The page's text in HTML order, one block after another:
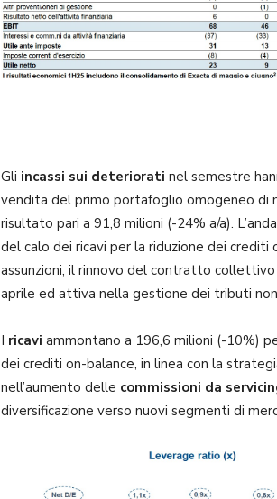
Gli incassi sui deteriorati nel semestre
vendita del primo portafoglio omogeneo di
risultato pari a 91,8 milioni (-24% a/a).
del calo dei ricavi per la riduzione dei
assunzioni, il rinnovo del contratto
aprile ed attiva nella gestione dei tributi non
I ricavi ammontano a 196,6 milioni (-10%)
dei crediti on-balance, in linea con la
nell’aumento delle commissioni da
diversificazione verso nuovi segmenti di